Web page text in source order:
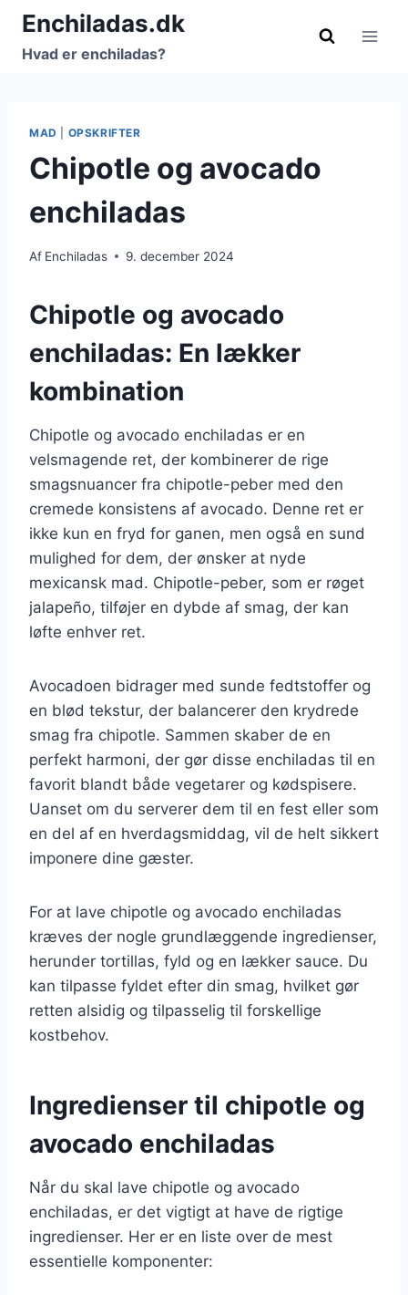
Fortsæt
indhold
Enchiladas.dk
Hvad er enchiladas?
MAD OPSKRIFTER
Chipotle og avocado
enchiladas
Af Enchiladas 9. december 2024
Chipotle og avocado
enchiladas: En lækker
kombination
Chipotle og avocado enchiladas er en
velsmagende ret, der kombinerer de rige
smagsnuancer fra chipotle-peber med den
cremede konsistens af avocado. Denne ret er
ikke kun en fryd for ganen, men også en sund
mulighed for dem, der ønsker at nyde
mexicansk mad. Chipotle-peber, som er røget
jalapeño, tilføjer en dybde af smag, der kan
løfte enhver ret.
Avocadoen bidrager med sunde fedtstoffer og
en blød tekstur, der balancerer den krydrede
smag fra chipotle. Sammen skaber de en
perfekt harmoni, der gør disse enchiladas til en
favorit blandt både vegetarer og kødspisere.
Uanset om du serverer dem til en fest eller som
en del af en hverdagsmiddag, vil de helt sikkert
imponere dine gæster.
For at lave chipotle og avocado enchiladas
kræves der nogle grundlæggende ingredienser,
herunder tortillas, fyld og en lækker sauce. Du
kan tilpasse fyldet efter din smag, hvilket gør
retten alsidig og tilpasselig til forskellige
kostbehov.
Ingredienser til chipotle og
avocado enchiladas
Når du skal lave chipotle og avocado
enchiladas, er det vigtigt at have de rigtige
ingredienser. Her er en liste over de mest
essentielle komponenter: